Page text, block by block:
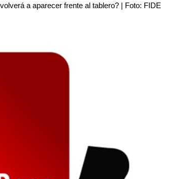
a aparecer frente al tablero? | Foto: FIDE